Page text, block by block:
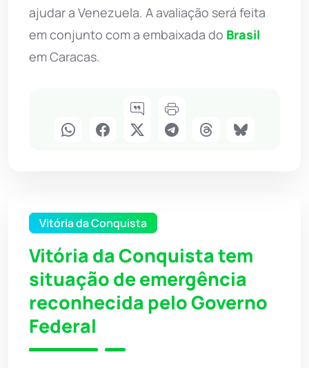
ajudar a Venezuela. A avaliação será feita
em conjunto com a embaixada do Brasil
em Caracas.
Vitória da Conquista
Vitória da Conquista tem
situação de emergência
reconhecida pelo Governo
Federal